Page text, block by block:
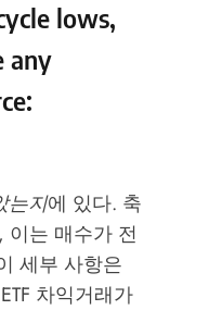
lows,
any
는지에 있다. 축
이는 매수가 전
세부 사항은
차익거래가